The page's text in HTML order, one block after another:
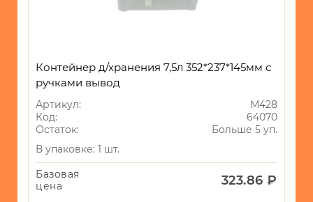
Контейнер д/хранения 7,5л 352*237*145мм с
ручками вывод
Артикул:
М428
Код:
64070
Остаток:
Больше 5 уп.
В упаковке: 1 шт.
Базовая
цена
323.86 ₽